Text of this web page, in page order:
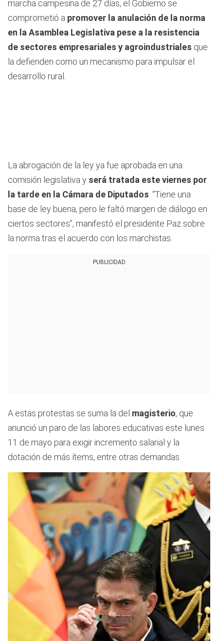
marcha campesina de 27 días, el Gobierno se
comprometió a promover la anulación de la norma
en la Asamblea Legislativa pese a la resistencia
de sectores empresariales y agroindustriales que
la defienden como un mecanismo para impulsar el
desarrollo rural.
La abrogación de la ley ya fue aprobada en una
comisión legislativa y será tratada este viernes por
la tarde en la Cámara de Diputados . “Tiene una
base de ley buena, pero le faltó margen de diálogo en
ciertos sectores”, manifestó el presidente Paz sobre
la norma tras el acuerdo con los marchistas.
PUBLICIDAD
A estas protestas se suma la del magisterio, que
anunció un paro de las labores educativas este lunes
11 de mayo para exigir incremento salarial y la
dotación de más ítems, entre otras demandas.